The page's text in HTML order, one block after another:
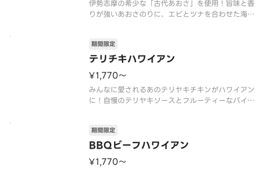
伊勢志摩の希少な「古代あおさ」を使用！旨味と香
りが強いあおさのりに、エビとツナを合わせた海鮮
あおさのり、エビ、ツナ、プレミアムチーズブレン
ド、エキストラチーズ、テリヤキソース、マヨネー
テリチキハワイアン
期間限定
¥1,770〜
みんなに愛されるあのテリヤキチキンがハワイアン
に！自慢のテリヤキソースとフルーティーなパイン
ブレンド、エキストラチーズ、テリヤキソース、マ
ヨネーズ
BBQビーフハワイアン
期間限定
¥1,770〜